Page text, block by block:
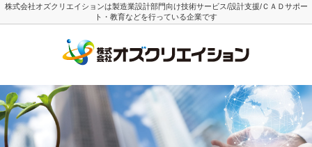
株式会社オズクリエイションは製造業設計部門向け技術サービス/設計支援/ＣＡＤサポー
ト・教育などを行っている企業です